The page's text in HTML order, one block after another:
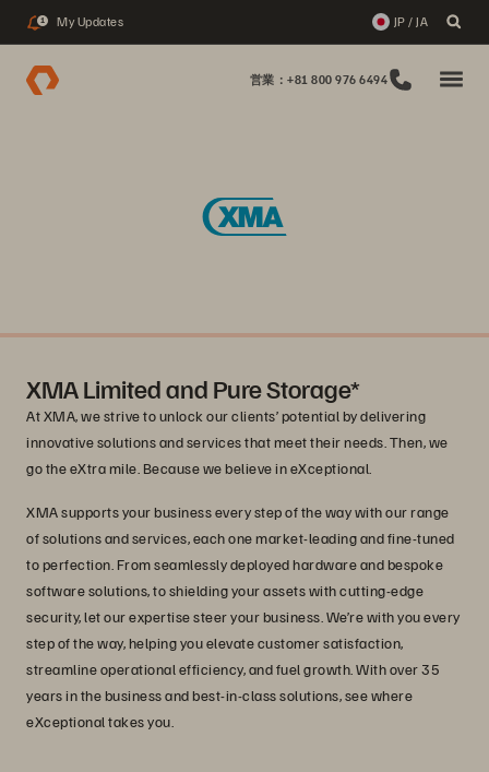
1 My Updates JP / JA
営業：+81 800 976 6494
XMA Limited and Pure Storage*
At XMA, we strive to unlock our clients’ potential by delivering
innovative solutions and services that meet their needs. Then, we
go the eXtra mile. Because we believe in eXceptional.
XMA supports your business every step of the way with our range
of solutions and services, each one market-leading and fine-tuned
to perfection. From seamlessly deployed hardware and bespoke
software solutions, to shielding your assets with cutting-edge
security, let our expertise steer your business. We’re with you every
step of the way, helping you elevate customer satisfaction,
streamline operational efficiency, and fuel growth. With over 35
years in the business and best-in-class solutions, see where
eXceptional takes you.